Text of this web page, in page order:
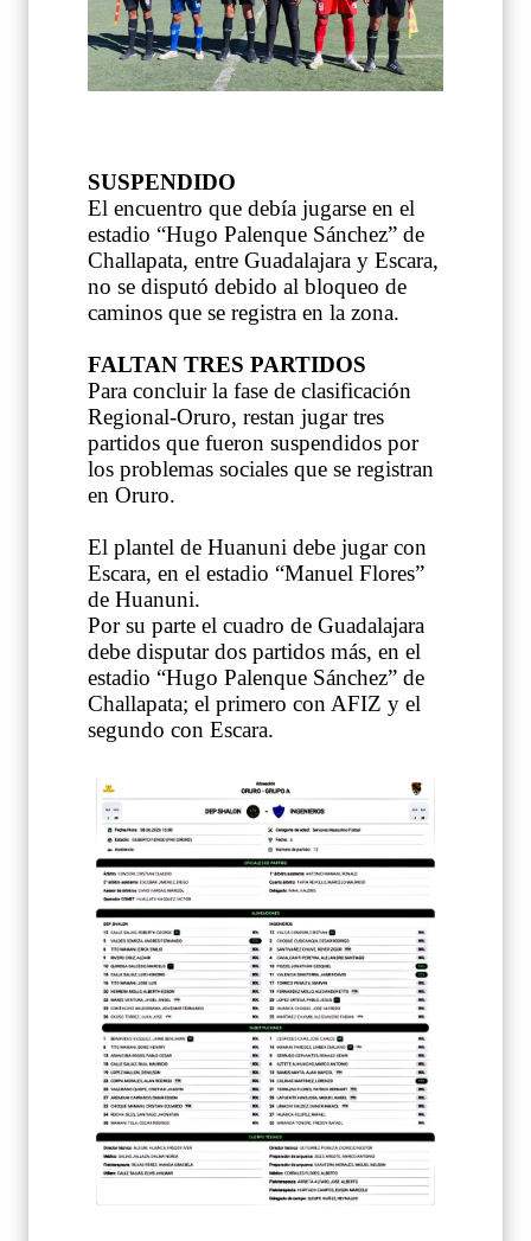
SUSPENDIDO
El encuentro que debía jugarse en el
estadio “Hugo Palenque Sánchez” de
Challapata, entre Guadalajara y Escara,
no se disputó debido al bloqueo de
caminos que se registra en la zona.
FALTAN TRES PARTIDOS
Para concluir la fase de clasificación
Regional-Oruro, restan jugar tres
partidos que fueron suspendidos por
los problemas sociales que se registran
en Oruro.
El plantel de Huanuni debe jugar con
Escara, en el estadio “Manuel Flores”
de Huanuni.
Por su parte el cuadro de Guadalajara
debe disputar dos partidos más, en el
estadio “Hugo Palenque Sánchez” de
Challapata; el primero con AFIZ y el
segundo con Escara.